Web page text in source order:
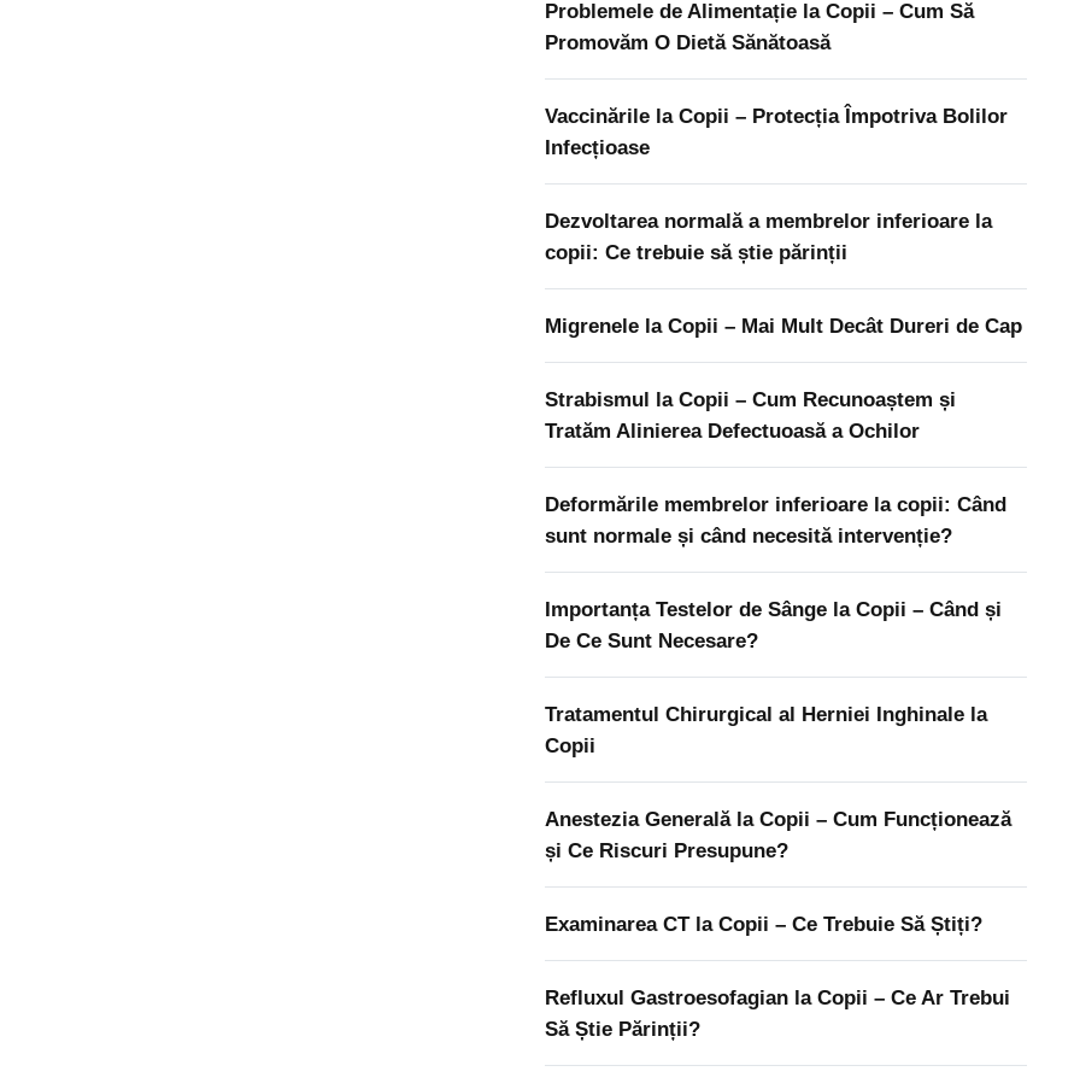
Problemele de Alimentație la Copii – Cum Să
Promovăm O Dietă Sănătoasă
Vaccinările la Copii – Protecția Împotriva Bolilor
Infecțioase
Dezvoltarea normală a membrelor inferioare la
copii: Ce trebuie să știe părinții
Migrenele la Copii – Mai Mult Decât Dureri de Cap
Strabismul la Copii – Cum Recunoaștem și
Tratăm Alinierea Defectuoasă a Ochilor
Deformările membrelor inferioare la copii: Când
sunt normale și când necesită intervenție?
Importanța Testelor de Sânge la Copii – Când și
De Ce Sunt Necesare?
Tratamentul Chirurgical al Herniei Inghinale la
Copii
Anestezia Generală la Copii – Cum Funcționează
și Ce Riscuri Presupune?
Examinarea CT la Copii – Ce Trebuie Să Știți?
Refluxul Gastroesofagian la Copii – Ce Ar Trebui
Să Știe Părinții?